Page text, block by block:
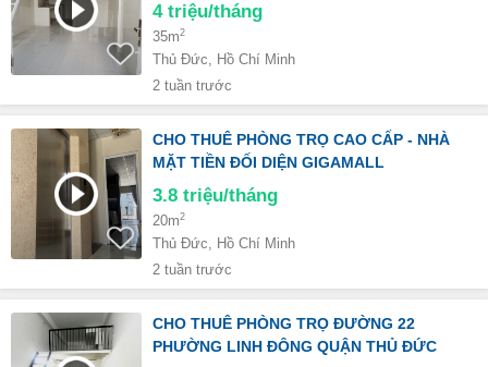
4 triệu/tháng
35m2
Thủ Đức, Hồ Chí Minh
2 tuần trước
CHO THUÊ PHÒNG TRỌ CAO CẤP - NHÀ
MẶT TIỀN ĐỐI DIỆN GIGAMALL
3.8 triệu/tháng
20m2
Thủ Đức, Hồ Chí Minh
2 tuần trước
CHO THUÊ PHÒNG TRỌ ĐƯỜNG 22
PHƯỜNG LINH ĐÔNG QUẬN THỦ ĐỨC